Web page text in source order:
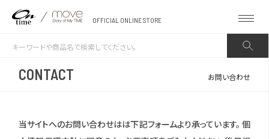
OFFICIAL ONLINE STORE
CONTACT お問い合わせ
当サイトへのお問い合わせはは下記フォームより承っています。 個